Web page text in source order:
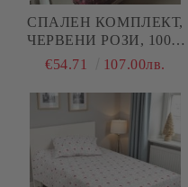
СПАЛЕН КОМПЛЕКТ,
ЧЕРВЕНИ РОЗИ, 100%
ПАМУК/ 5Д, РАНФОРС, 4
€54.71 107.00лв.